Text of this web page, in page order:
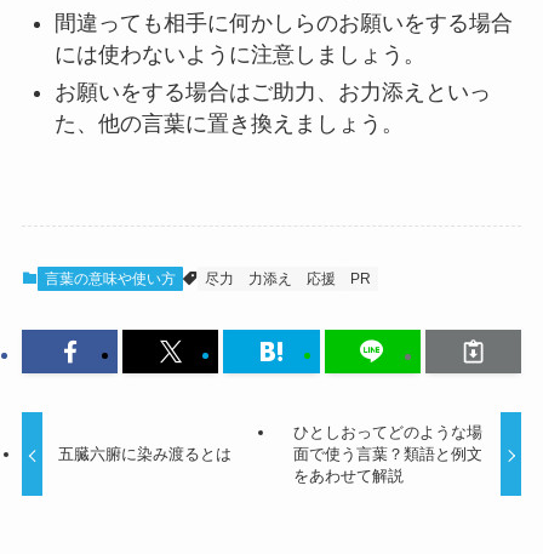
間違っても相手に何かしらのお願いをする場合
には使わないように注意しましょう。
お願いをする場合はご助力、お力添えといっ
た、他の言葉に置き換えましょう。
言葉の意味や使い方 尽力 力添え 応援 PR
五臓六腑に染み渡るとは
ひとしおってどのような場
面で使う言葉？類語と例文
をあわせて解説